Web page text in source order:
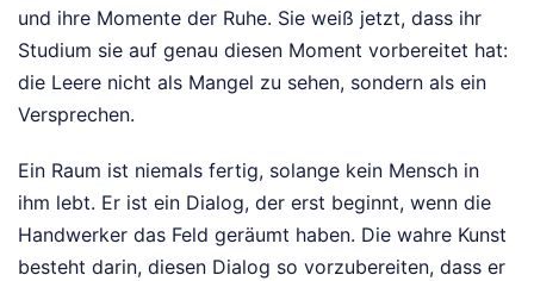
und ihre Momente der Ruhe. Sie weiß jetzt, dass ihr
Studium sie auf genau diesen Moment vorbereitet hat:
die Leere nicht als Mangel zu sehen, sondern als ein
Versprechen.
Ein Raum ist niemals fertig, solange kein Mensch in
ihm lebt. Er ist ein Dialog, der erst beginnt, wenn die
Handwerker das Feld geräumt haben. Die wahre Kunst
besteht darin, diesen Dialog so vorzubereiten, dass er